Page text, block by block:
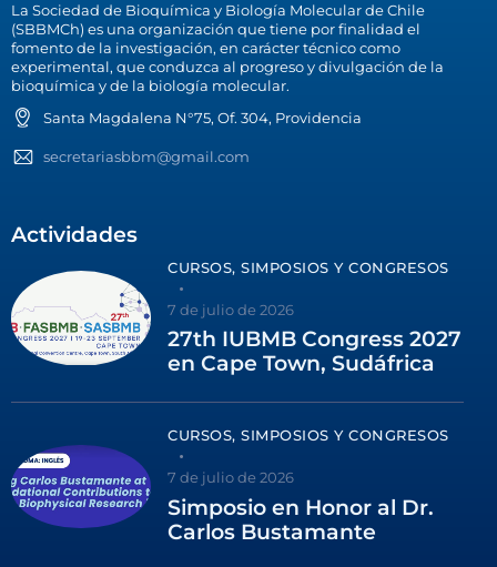
La Sociedad de Bioquímica y Biología Molecular de Chile
(SBBMCh) es una organización que tiene por finalidad el
fomento de la investigación, en carácter técnico como
experimental, que conduzca al progreso y divulgación de la
bioquímica y de la biología molecular.
Santa Magdalena N°75, Of. 304, Providencia
secretariasbbm@gmail.com
Actividades
CURSOS, SIMPOSIOS Y CONGRESOS
7 de julio de 2026
27th IUBMB Congress 2027
en Cape Town, Sudáfrica
CURSOS, SIMPOSIOS Y CONGRESOS
7 de julio de 2026
Simposio en Honor al Dr.
Carlos Bustamante